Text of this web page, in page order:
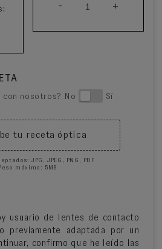
- 1 +
con nosotros? No Sí
tu receta óptica
JPG, JPEG, PNG, PDF
Peso máximo: 5MB
usuario de lentes de contacto
previamente adaptada por un
confirmo que he leído las